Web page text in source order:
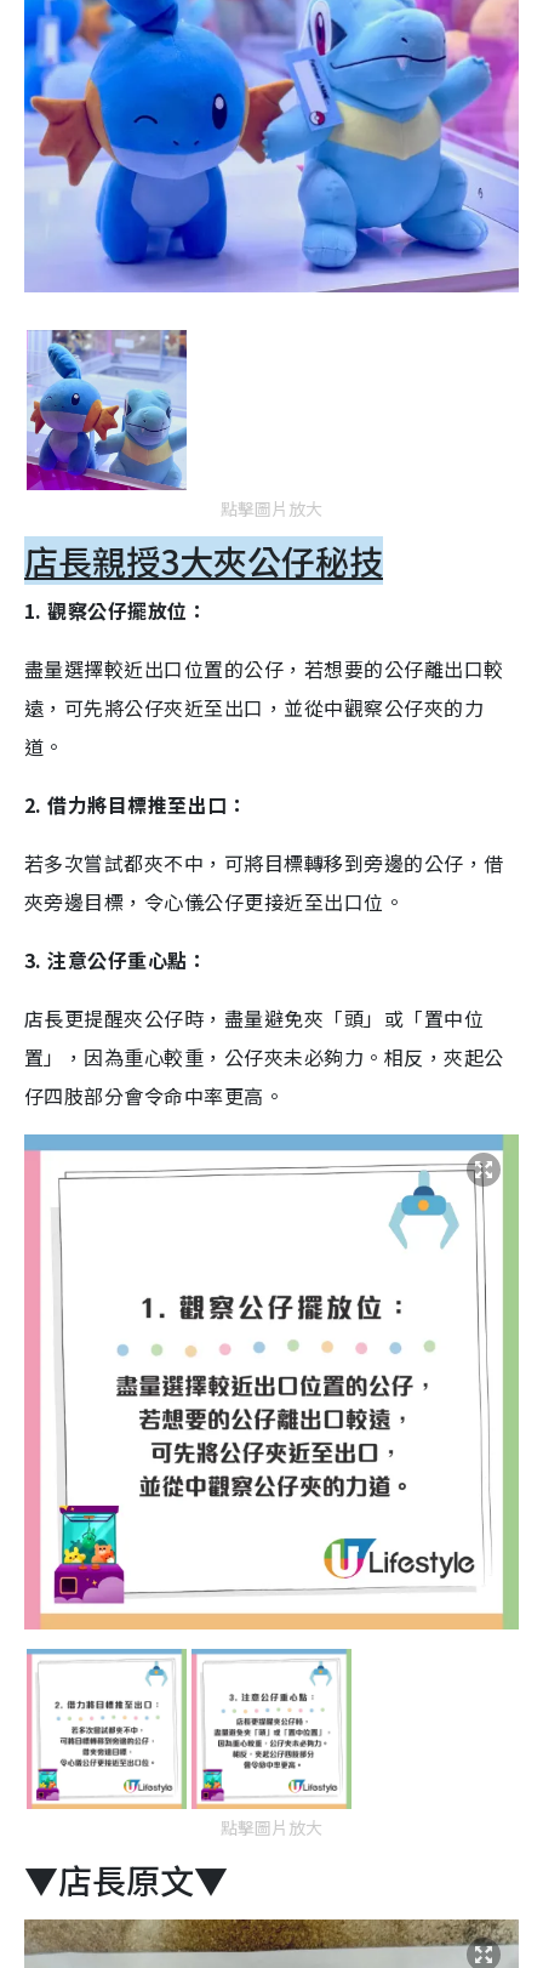
點擊圖片放大
店長親授3大夾公仔秘技
1. 觀察公仔擺放位：
盡量選擇較近出口位置的公仔，若想要的公仔離出口較
遠，可先將公仔夾近至出口，並從中觀察公仔夾的力
道。
2. 借力將目標推至出口：
若多次嘗試都夾不中，可將目標轉移到旁邊的公仔，借
夾旁邊目標，令心儀公仔更接近至出口位。
3. 注意公仔重心點：
店長更提醒夾公仔時，盡量避免夾「頭」或「置中位
置」，因為重心較重，公仔夾未必夠力。相反，夾起公
仔四肢部分會令命中率更高。
點擊圖片放大
▼店長原文▼